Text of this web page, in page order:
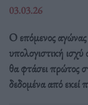
03.03.26
Ο επόμενος
υπολογιστική ισχύ
θα φτάσει πρώτος
δεδομένα από εκεί